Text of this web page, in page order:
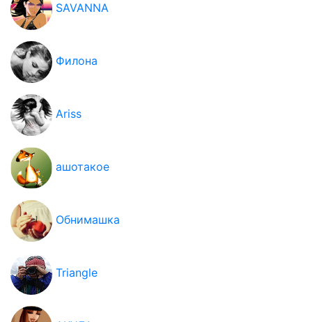
SAVANNA
Филона
Ariss
ашотакое
Обнимашка
Triangle